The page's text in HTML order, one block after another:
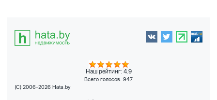
Наш рейтинг: 4.9
Всего голосов: 947
(C) 2006-2026 Hata.by